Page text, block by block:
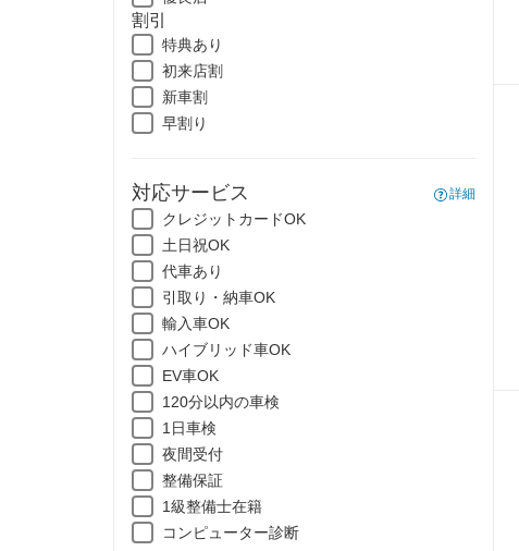
割引
特典あり
初来店割
新車割
早割り
対応サービス 詳細
クレジットカードOK
土日祝OK
代車あり
引取り・納車OK
輸入車OK
ハイブリッド車OK
EV車OK
120分以内の車検
1日車検
夜間受付
整備保証
1級整備士在籍
コンピューター診断